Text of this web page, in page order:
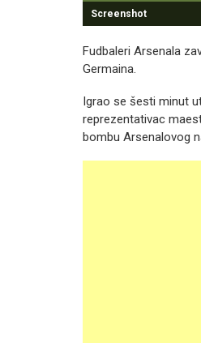
Screenshot
Fudbaleri Arsenala
Germaina.
Igrao se šesti minut
reprezentativac
bombu Arsenalovog